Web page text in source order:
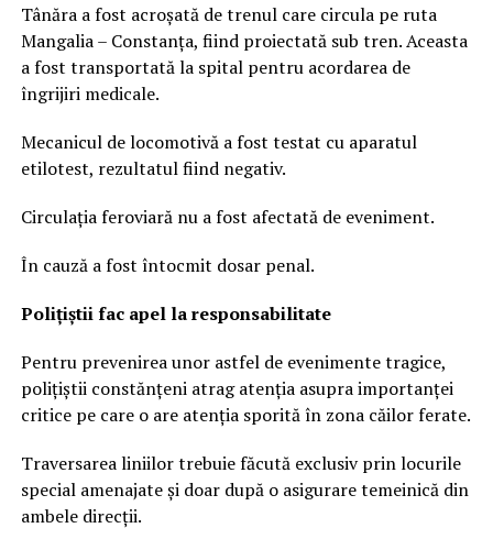
Tânăra a fost acroșată de trenul care circula pe ruta
Mangalia – Constanța, fiind proiectată sub tren. Aceasta
a fost transportată la spital pentru acordarea de
îngrijiri medicale.
Mecanicul de locomotivă a fost testat cu aparatul
etilotest, rezultatul fiind negativ.
Circulația feroviară nu a fost afectată de eveniment.
În cauză a fost întocmit dosar penal.
Polițiștii fac apel la responsabilitate
Pentru prevenirea unor astfel de evenimente tragice,
polițiștii constănțeni atrag atenția asupra importanței
critice pe care o are atenția sporită în zona căilor ferate.
Traversarea liniilor trebuie făcută exclusiv prin locurile
special amenajate și doar după o asigurare temeinică din
ambele direcții.